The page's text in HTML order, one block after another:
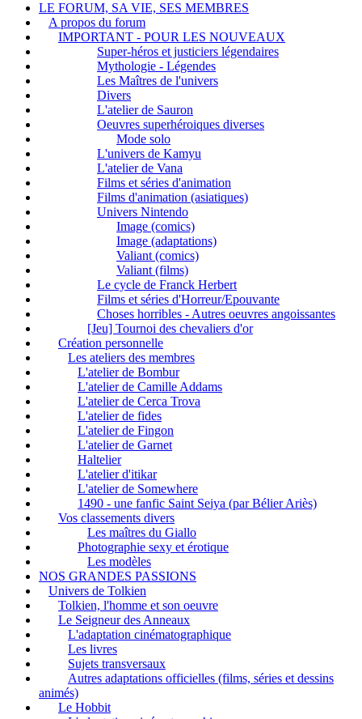
LE FORUM, SA VIE, SES MEMBRES
A propos du forum
IMPORTANT - POUR LES NOUVEAUX
Super-héros et justiciers légendaires
Mythologie - Légendes
Les Maîtres de l'univers
Divers
L'atelier de Sauron
Oeuvres superhéroiques diverses
Mode solo
L'univers de Kamyu
L'atelier de Vana
Films et séries d'animation
Films d'animation (asiatiques)
Univers Nintendo
Image (comics)
Image (adaptations)
Valiant (comics)
Valiant (films)
Le cycle de Franck Herbert
Films et séries d'Horreur/Epouvante
Choses horribles - Autres oeuvres angoissantes
[Jeu] Tournoi des chevaliers d'or
Création personnelle
Les ateliers des membres
L'atelier de Bombur
L'atelier de Camille Addams
L'atelier de Cerca Trova
L'atelier de fides
L'atelier de Fingon
L'atelier de Garnet
Haltelier
L'atelier d'itikar
L'atelier de Somewhere
1490 - une fanfic Saint Seiya (par Bélier Ariès)
Vos classements divers
Les maîtres du Giallo
Photographie sexy et érotique
Les modèles
NOS GRANDES PASSIONS
Univers de Tolkien
Tolkien, l'homme et son oeuvre
Le Seigneur des Anneaux
L'adaptation cinématographique
Les livres
Sujets transversaux
Autres adaptations officielles (films, séries et dessins
animés)
Le Hobbit